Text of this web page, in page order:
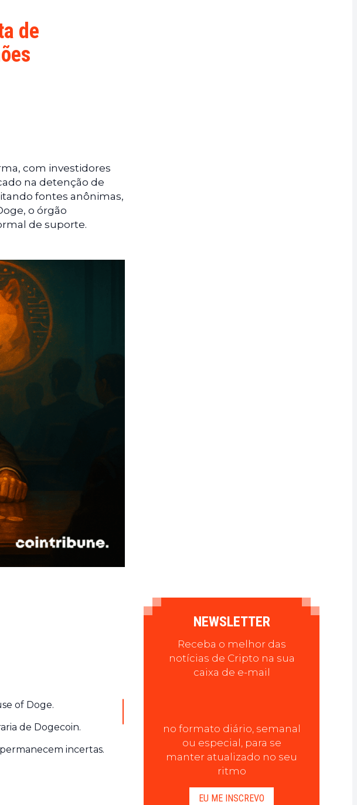
XRP
(XRP)
Cardano
de
com investidores
na detenção de
fontes anônimas,
o órgão
de suporte.
of Doge.
de Dogecoin.
incertas.
NEWSLETTER
Receba o melhor das
notícias de Cripto na sua
caixa de e-mail
no formato diário, semanal
ou especial, para se
manter atualizado no seu
ritmo
EU ME INSCREVO